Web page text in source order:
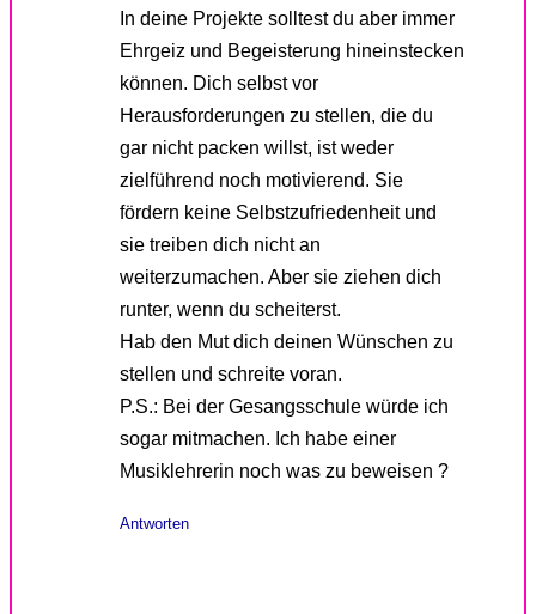
In deine Projekte solltest du aber immer
Ehrgeiz und Begeisterung hineinstecken
können. Dich selbst vor
Herausforderungen zu stellen, die du
gar nicht packen willst, ist weder
zielführend noch motivierend. Sie
fördern keine Selbstzufriedenheit und
sie treiben dich nicht an
weiterzumachen. Aber sie ziehen dich
runter, wenn du scheiterst.
Hab den Mut dich deinen Wünschen zu
stellen und schreite voran.
P.S.: Bei der Gesangsschule würde ich
sogar mitmachen. Ich habe einer
Musiklehrerin noch was zu beweisen ?
Antworten